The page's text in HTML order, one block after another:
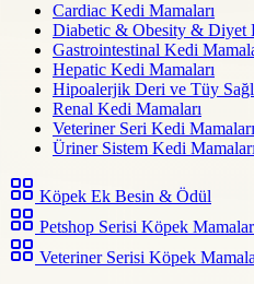
Cardiac Kedi Mamaları
Diabetic & Obesity & Diyet
Gastrointestinal Kedi
Hepatic Kedi Mamaları
Hipoalerjik Deri ve Tüy
Renal Kedi Mamaları
Veteriner Seri Kedi Mamaları
Üriner Sistem Kedi Mamaları
Köpek Ek Besin & Ödül
Petshop Serisi Köpek
Veteriner Serisi Köpek